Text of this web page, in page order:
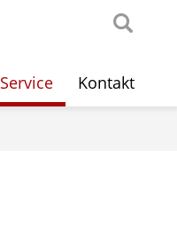
Service Kontakt